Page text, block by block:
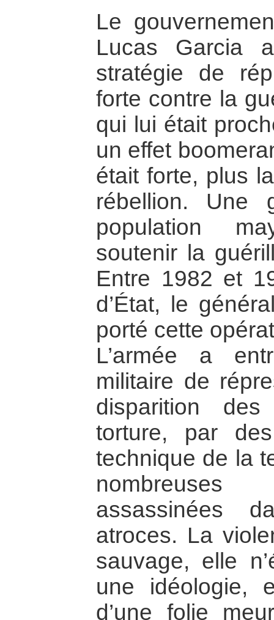
Le
Lucas Garcia
stratégie de
forte contre la
qui lui était
un effet
était forte, plus
rébellion. Une
population
soutenir la
Entre 1982 et
d’État, le
porté cette
L’armée a
militaire de
disparition
torture, par
technique de la
assassinées
atroces. La
sauvage, elle
une idéologie,
d’une folie